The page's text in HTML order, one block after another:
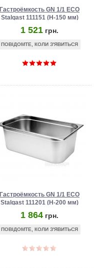
Гастроёмкость GN 1/1 ECO
Stalgast 111151 (H-150 мм)
1 521 грн.
ПОВІДОМТЕ, КОЛИ З'ЯВИТЬСЯ
Гастроёмкость GN 1/1 ECO
Stalgast 111201 (Н-200 мм)
1 864 грн.
ПОВІДОМТЕ, КОЛИ З'ЯВИТЬСЯ